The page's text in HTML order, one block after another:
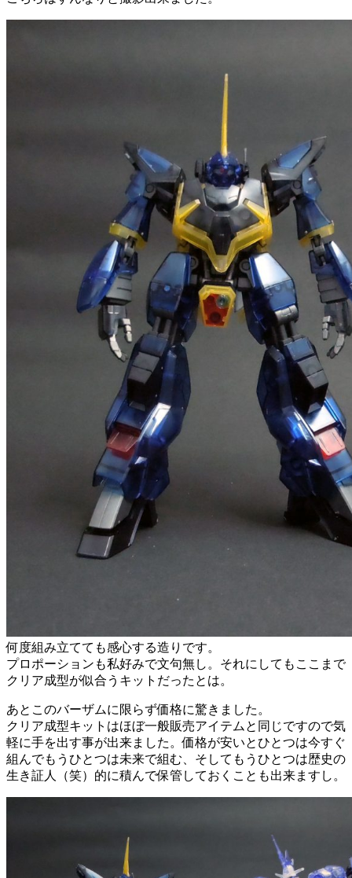
何度組み立てても感心する造りです。
プロポーションも私好みで文句無し。それにしてもここまで
クリア成型が似合うキットだったとは。
あとこのバーザムに限らず価格に驚きました。
クリア成型キットはほぼ一般販売アイテムと同じですので気
軽に手を出す事が出来ました。価格が安いとひとつは今すぐ
組んでもうひとつは未来で組む、そしてもうひとつは歴史の
生き証人（笑）的に積んで保管しておくことも出来ますし。